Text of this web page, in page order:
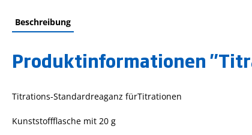
Beschreibung
Produktinformationen
Titrations-Standardreaganz fürTitrationen
Kunststoffflasche mit 20 g